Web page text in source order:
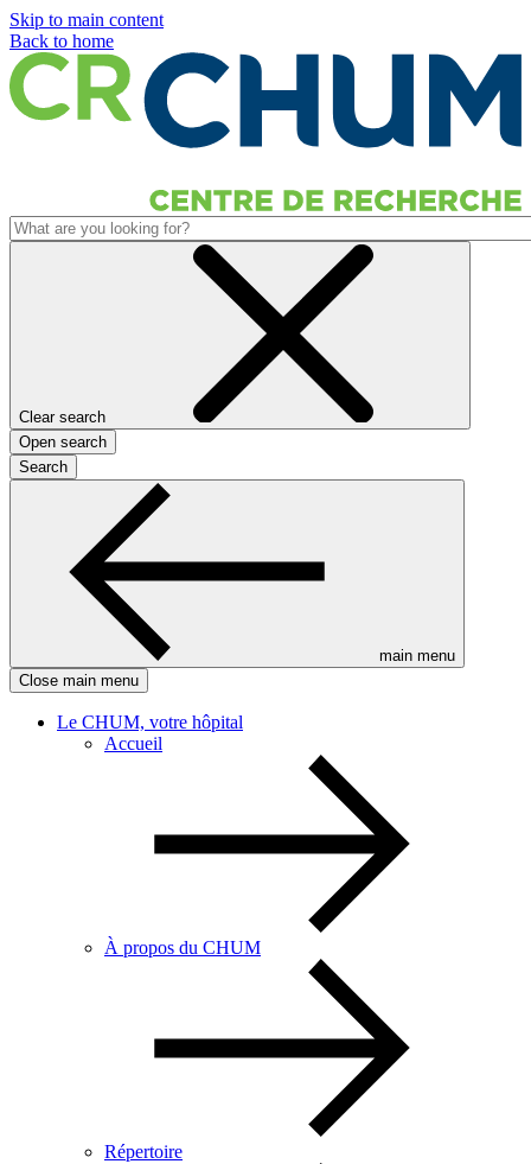
Skip to main content
Back to home
Clear search
Open search
Search
main menu
Close main menu
Le CHUM, votre hôpital
Accueil
À propos du CHUM
Répertoire